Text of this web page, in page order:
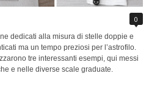
0
dedicati alla misura di stelle doppie e
ma un tempo preziosi per l’astrofilo.
tre interessanti esempi, qui messi
e nelle diverse scale graduate.